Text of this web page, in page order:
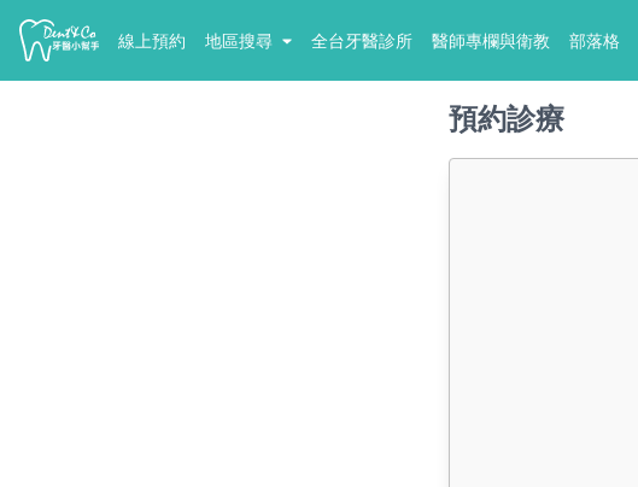
線上預約 地區搜尋 全台牙醫診所 醫師專欄與衛教 部落格
預約診療